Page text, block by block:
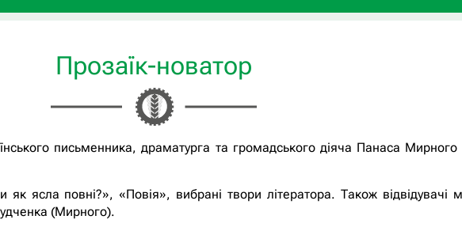
Прозаїк-новатор
письменника, драматурга та громадського діяча Панаса Мирного
як ясла повні?», «Повія», вибрані твори літератора. Також відвідувачі
(Мирного).